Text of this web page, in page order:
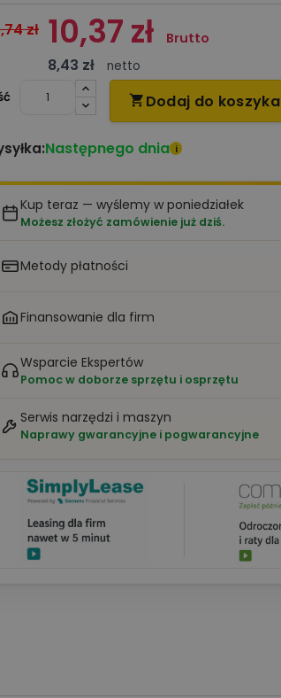
zł 10,37 zł Brutto
8,43 zł
netto
 Dodaj do koszyka
Następnego dnia i
Kup teraz — wyślemy w poniedziałek
Możesz złożyć zamówienie już dziś.
Metody płatności
Finansowanie dla firm
Wsparcie Ekspertów
Pomoc w doborze sprzętu i osprzętu
Serwis narzędzi i maszyn
Naprawy gwarancyjne i pogwarancyjne